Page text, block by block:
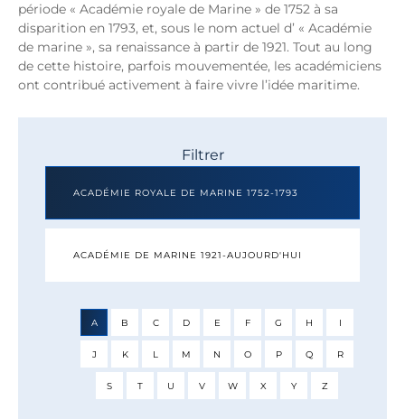
période « Académie royale de Marine » de 1752 à sa
disparition en 1793, et, sous le nom actuel d’ « Académie
de marine », sa renaissance à partir de 1921. Tout au long
de cette histoire, parfois mouvementée, les académiciens
ont contribué activement à faire vivre l’idée maritime.
Filtrer
ACADÉMIE ROYALE DE MARINE 1752-1793
ACADÉMIE DE MARINE 1921-AUJOURD'HUI
A B C D E F G H I
J K L M N O P Q R
S T U V W X Y Z